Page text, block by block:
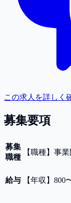
この求人を詳しく
募集要項
募集
職種
【職種】 事業
給与 【年収 】 800